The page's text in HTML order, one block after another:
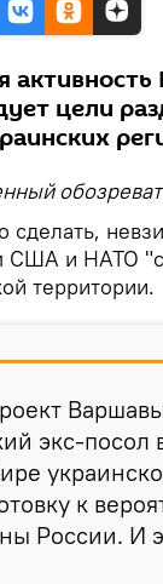
цели
сделать,
США и НАТО
территории.
экс-
к
России. И